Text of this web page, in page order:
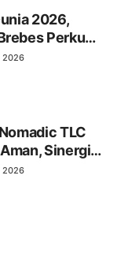
2026,
Perkuat
TNI-Rakyat
2026
TLC
Sinergi
dan Instansi
2026